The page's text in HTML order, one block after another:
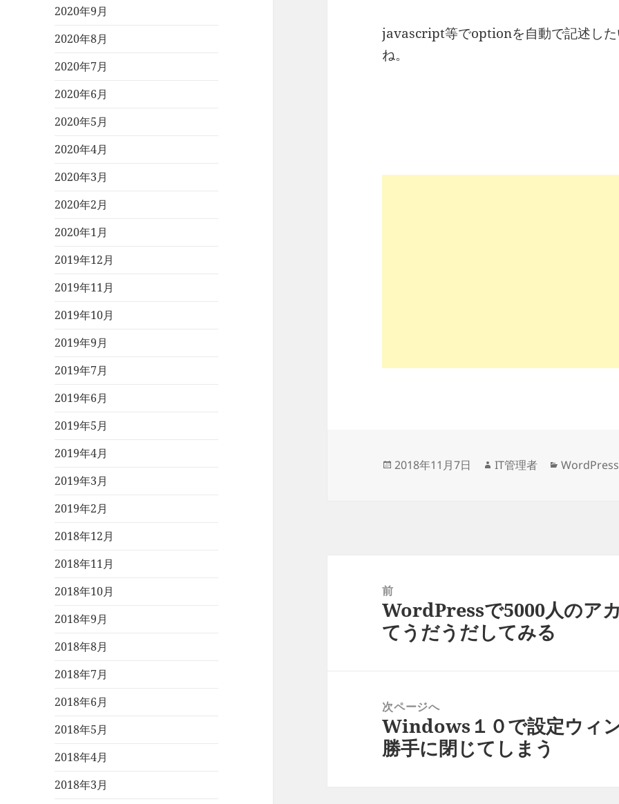
2020年9月
2020年8月
2020年7月
2020年6月
2020年5月
2020年4月
2020年3月
2020年2月
2020年1月
2019年12月
2019年11月
2019年10月
2019年9月
2019年7月
2019年6月
2019年5月
2019年4月
2019年3月
2019年2月
2018年12月
2018年11月
2018年10月
2018年9月
2018年8月
2018年7月
2018年6月
2018年5月
2018年4月
2018年3月
javascript等でoptionを自動で記述し
ね。
投
2018年11月7日
作
IT管理者
カ
WordPress
前
前
の
WordPressで5000人のア
てうだうだしてみる
次ページへ
次
の
Windows１０で設定ウィ
勝手に閉じてしまう